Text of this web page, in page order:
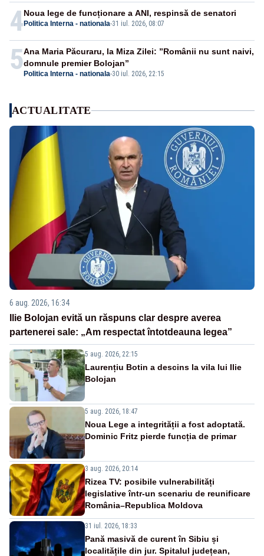
4 Politica Interna - nationala-31 iul. 2026, 08:07
Noua lege de funcționare a ANI, respinsă de senatori
5 Politica Interna - nationala-30 iul. 2026, 22:15
Ana Maria Păcuraru, la Miza Zilei: ”Românii nu sunt naivi,
domnule premier Bolojan”
ACTUALITATE
6 aug. 2026, 16:34
Ilie Bolojan evită un răspuns clar despre averea
partenerei sale: „Am respectat întotdeauna legea”
5 aug. 2026, 22:15
Laurențiu Botin a descins la vila lui Ilie
Bolojan
5 aug. 2026, 18:47
Noua Lege a integrității a fost adoptată.
Dominic Fritz pierde funcția de primar
3 aug. 2026, 20:14
Rizea TV: posibile vulnerabilități
legislative într-un scenariu de reunificare
România–Republica Moldova
31 iul. 2026, 18:33
Pană masivă de curent în Sibiu și
localitățile din jur. Spitalul județean,